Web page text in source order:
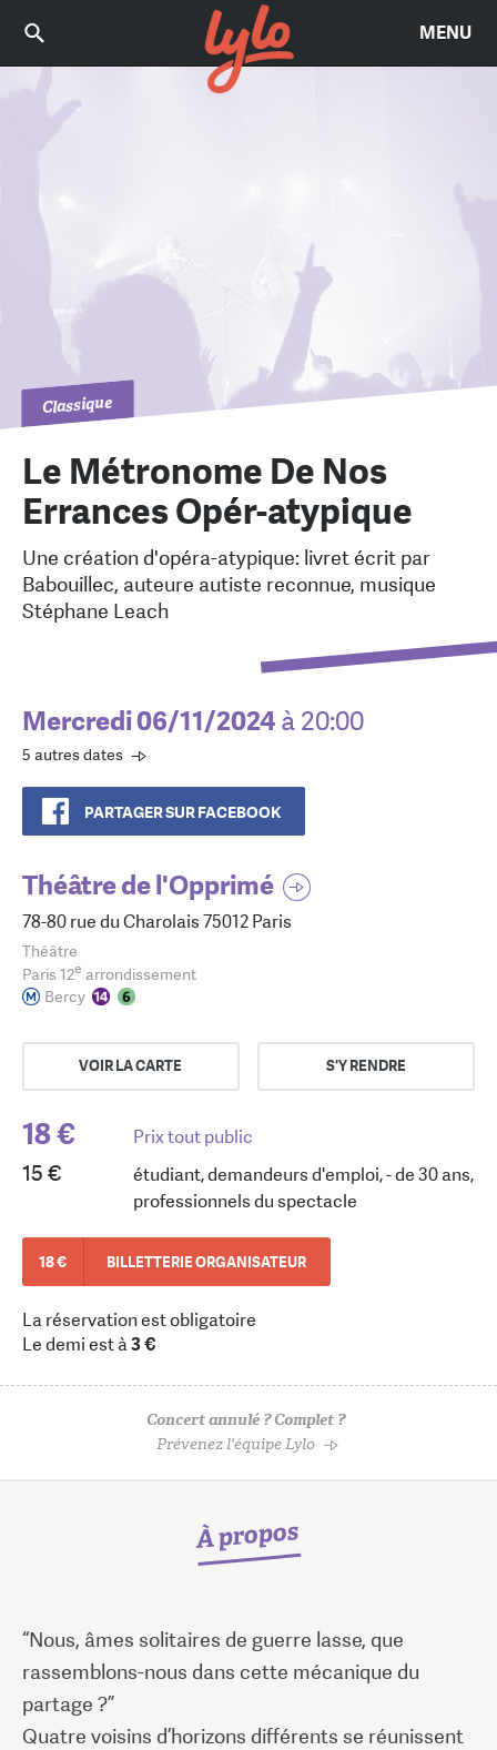
MENU
Classique
Le Métronome De Nos
Errances Opér-atypique
Une création d'opéra-atypique: livret écrit par
Babouillec, auteure autiste reconnue, musique
Stéphane Leach
Mercredi 06/11/2024 à 20:00
5 autres dates
PARTAGER SUR FACEBOOK
Théâtre de l'Opprimé
78-80 rue du Charolais 75012 Paris
Théâtre
Paris 12e arrondissement
Bercy
VOIR LA CARTE S'Y RENDRE
18 € Prix tout public
15 €
étudiant, demandeurs d'emploi, - de 30 ans,
professionnels du spectacle
18 € BILLETTERIE ORGANISATEUR
La réservation est obligatoire
Le demi est à3 €
Concert annulé ? Complet ?
Prévenez l'équipe Lylo
À propos
“Nous, âmes solitaires de guerre lasse, que
rassemblons-nous dans cette mécanique du
partage ?”
Quatre voisins d’horizons différents se réunissent